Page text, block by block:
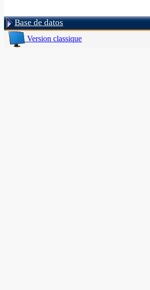
Base de datos
Version classique